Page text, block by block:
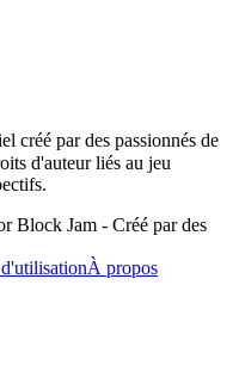
créé par des passionnés de
d'auteur liés au jeu
Block Jam - Créé par des
À propos